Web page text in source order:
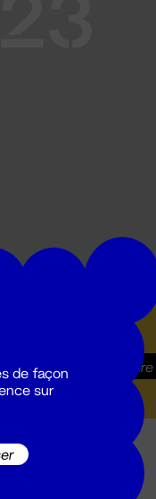
S'inscrire
de façon
sur